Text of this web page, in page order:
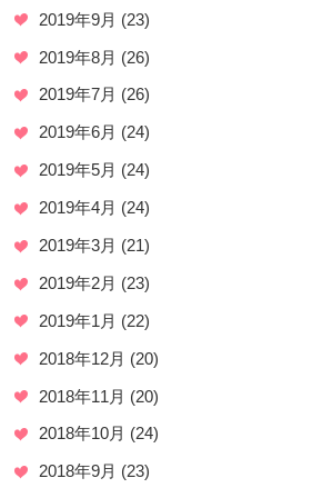
2019年9月 (23)
2019年8月 (26)
2019年7月 (26)
2019年6月 (24)
2019年5月 (24)
2019年4月 (24)
2019年3月 (21)
2019年2月 (23)
2019年1月 (22)
2018年12月 (20)
2018年11月 (20)
2018年10月 (24)
2018年9月 (23)